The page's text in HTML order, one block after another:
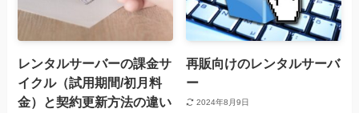
レンタルサーバーの課金サ
イクル（試用期間/初月料
金）と契約更新方法の違い
再販向けのレンタルサーバ
ー
2024年8月9日